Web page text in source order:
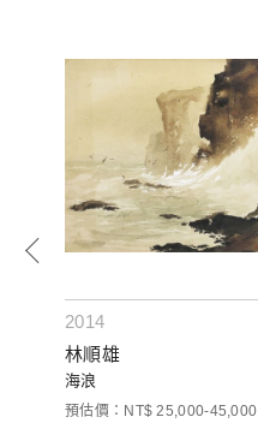
2014
林順雄
海浪
預估價：NT$ 25,000-45,000